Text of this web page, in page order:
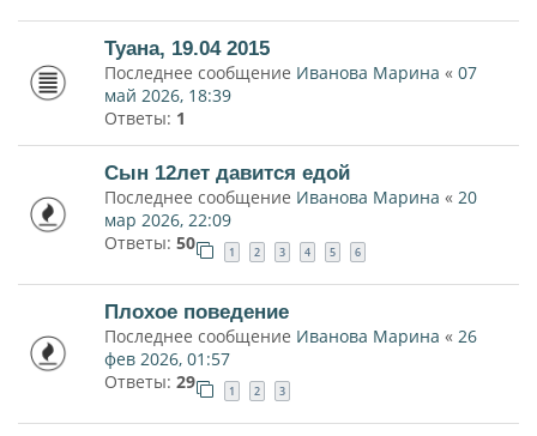
Туана, 19.04 2015
Последнее сообщение Иванова Марина « 07
май 2026, 18:39
Ответы: 1
Сын 12лет давится едой
Последнее сообщение Иванова Марина « 20
мар 2026, 22:09
Ответы: 50 1 2 3 4 5 6
Плохое поведение
Последнее сообщение Иванова Марина « 26
фев 2026, 01:57
Ответы: 29 1 2 3